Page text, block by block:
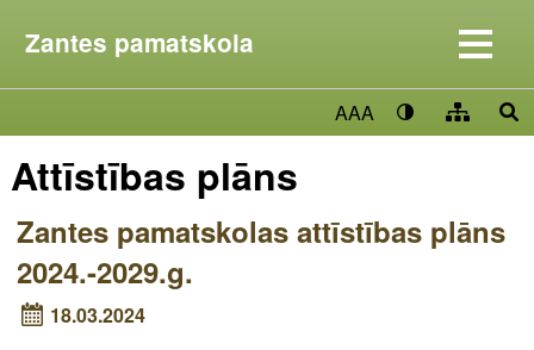
Zantes pamatskola
AAA
Attīstības plāns
Zantes pamatskolas attīstības plāns
2024.-2029.g.
18.03.2024